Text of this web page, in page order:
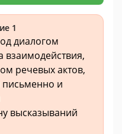
1
диалогом
взаимодействия,
речевых актов,
письменно и
высказываний